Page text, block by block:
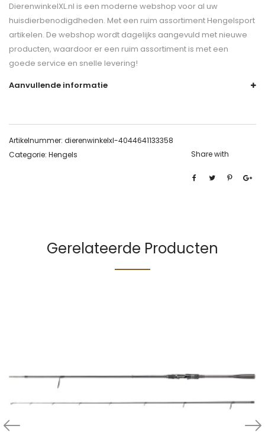
DierenwinkelXL.nl is een moderne webshop voor al uw
huisdierbenodigdheden. Met een ruim assortiment Hengelsport
artikelen. De webshop wordt dagelijks aangevuld met nieuwe
producten, waardoor er een ruim assortiment is met een
goede service en snelle levering!
Aanvullende informatie
Artikelnummer: dierenwinkelxl-4044641133358
Categorie: Hengels Share with
Gerelateerde Producten